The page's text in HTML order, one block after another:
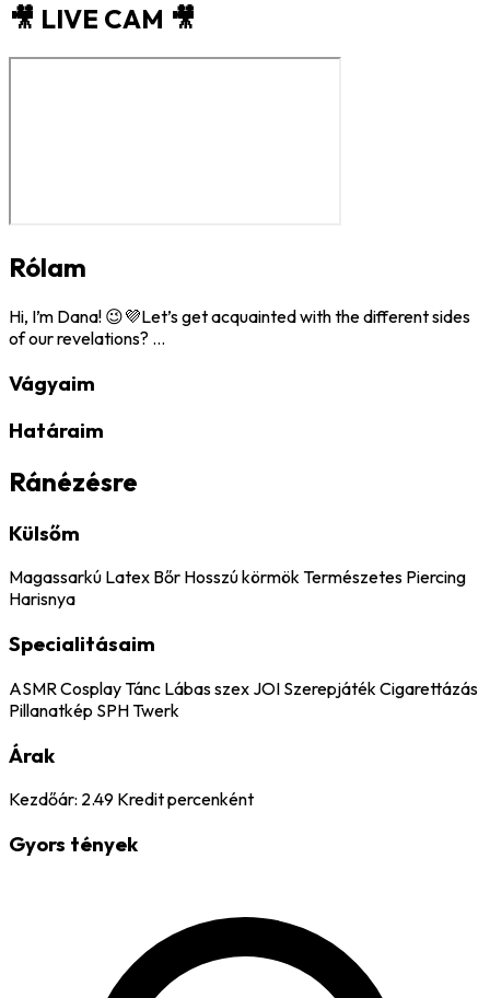
🎥 LIVE CAM 🎥
Rólam
Hi, I’m Dana! 😉💜Let’s get acquainted with the different sides
of our revelations? ...
Vágyaim
Határaim
Ránézésre
Külsőm
Magassarkú Latex Bőr Hosszú körmökTermészetes Piercing
Harisnya
Specialitásaim
ASMRCosplayTánc Lábas szex JOI Szerepjáték Cigarettázás
Pillanatkép SPHTwerk
Árak
Kezdőár: 2.49 Kredit percenként
Gyors tények